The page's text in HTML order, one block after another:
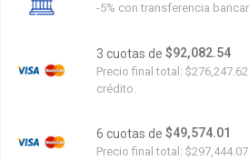
-5% con transferencia
3 cuotas de $92,082.54
Precio final total: $276,247.62
crédito.
6 cuotas de $49,574.01
Precio final total: $297,444.07